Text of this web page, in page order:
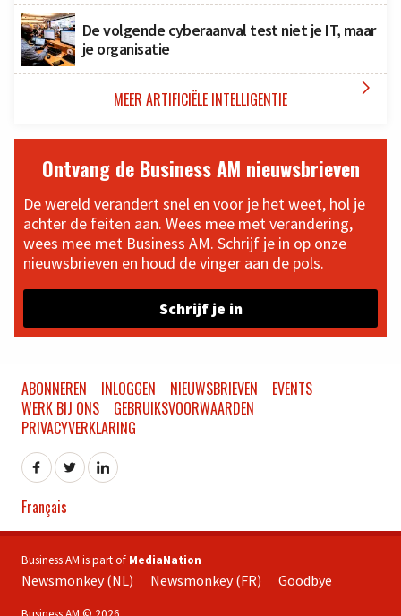
De volgende cyberaanval test niet je IT, maar
je organisatie
MEER ARTIFICIËLE INTELLIGENTIE 
Ontvang de Business AM nieuwsbrieven
De wereld verandert snel en voor je het weet, hol je
achter de feiten aan. Wees mee met verandering,
wees mee met Business AM. Schrijf je in op onze
nieuwsbrieven en houd de vinger aan de pols.
Schrijf je in
ABONNEREN INLOGGEN NIEUWSBRIEVEN
EVENTS
WERK BIJ ONS
GEBRUIKSVOORWAARDEN
PRIVACYVERKLARING
Français
Business AM is part of MediaNation
Newsmonkey (NL) Newsmonkey (FR) Goodbye